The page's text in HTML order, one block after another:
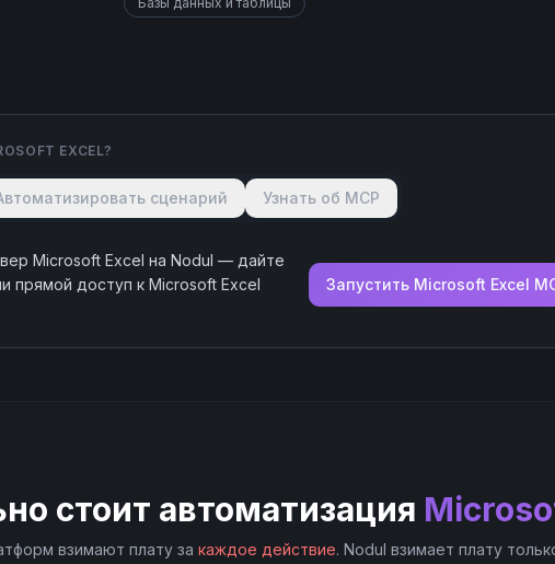
EXCEL?
сценарий Узнать об MCP
Microsoft Excel на Nodul — дайте
прямой доступ к Microsoft Excel
Запустить Microsoft Excel
стоит автоматизация
взимают плату за каждое действие. Nodul взимает плату